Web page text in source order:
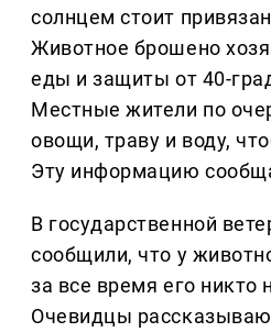
солнцем стоит
Животное брошено
еды и защиты от 40-
Местные жители по
овощи, траву и воду,
Эту информацию
В государственной
сообщили, что у
за все время его никто
Очевидцы